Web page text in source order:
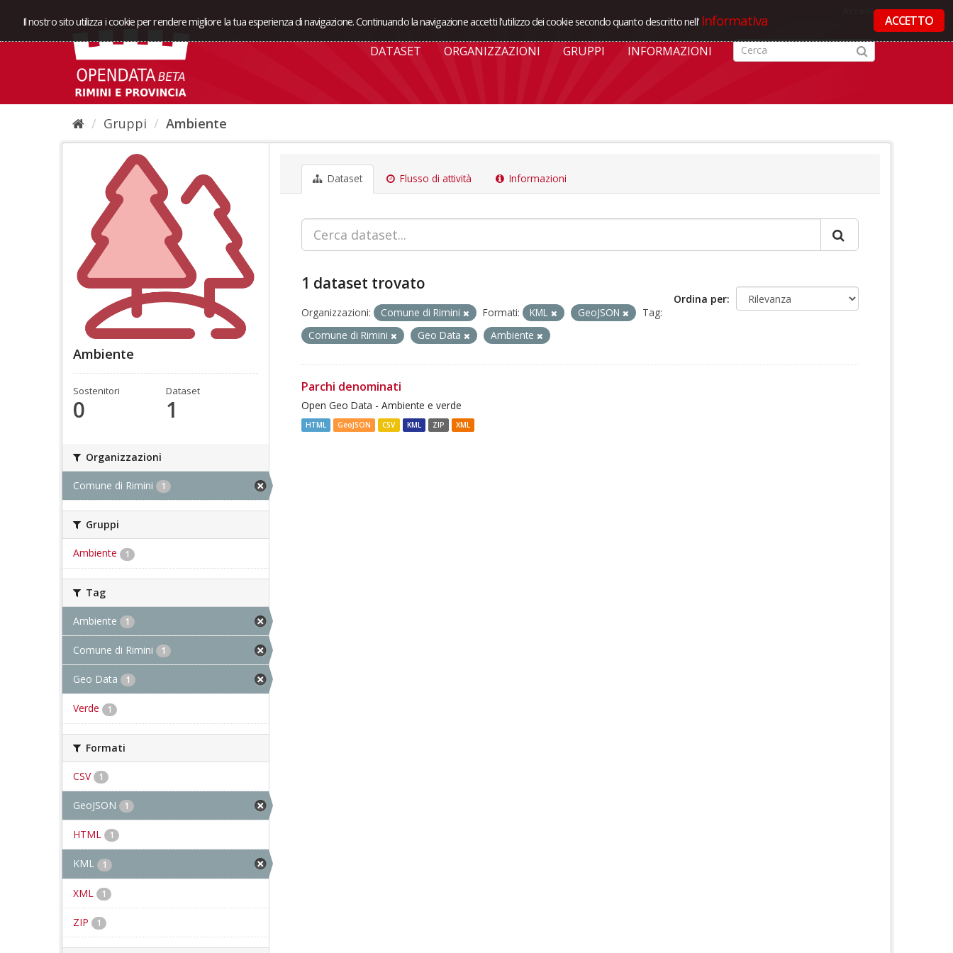
Il nostro sito utilizza i cookie per rendere migliore la tua esperienza di navigazione. Continuando la navigazione accetti l'utilizzo dei cookie secondo quanto descritto nell' Informativa ACCETTO
DATASET ORGANIZZAZIONI GRUPPI INFORMAZIONI
Gruppi Ambiente
Ambiente
Sostenitori
0
Dataset
1
Organizzazioni
Comune di Rimini 1
Gruppi
Ambiente 1
Tag
Ambiente 1
Comune di Rimini 1
Geo Data 1
Verde 1
Formati
CSV 1
GeoJSON 1
HTML 1
KML 1
XML 1
ZIP 1
Dataset Flusso di attività Informazioni
Ordina per
1 dataset trovato
Organizzazioni: Comune di Rimini Formati: KML GeoJSON
Tag:
Comune di Rimini
Geo Data Ambiente
Parchi denominati
Open Geo Data - Ambiente e verde
HTML GeoJSON CSV KML ZIP XML